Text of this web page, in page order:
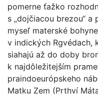
pomerne ťažko
s „dojčiacou brezou“
myseľ materské
v indických Rgvédach,
siahajú až do doby
k najdôležitejším
praindoeurópskeho
Matku Zem (Prthví